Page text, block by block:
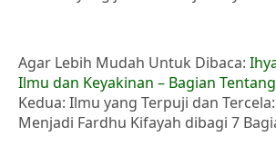
Agar Lebih Mudah Untuk Dibaca:
Ilmu dan Keyakinan – Bagian
Kedua: Ilmu yang Terpuji dan
Menjadi Fardhu Kifayah dibagi 7